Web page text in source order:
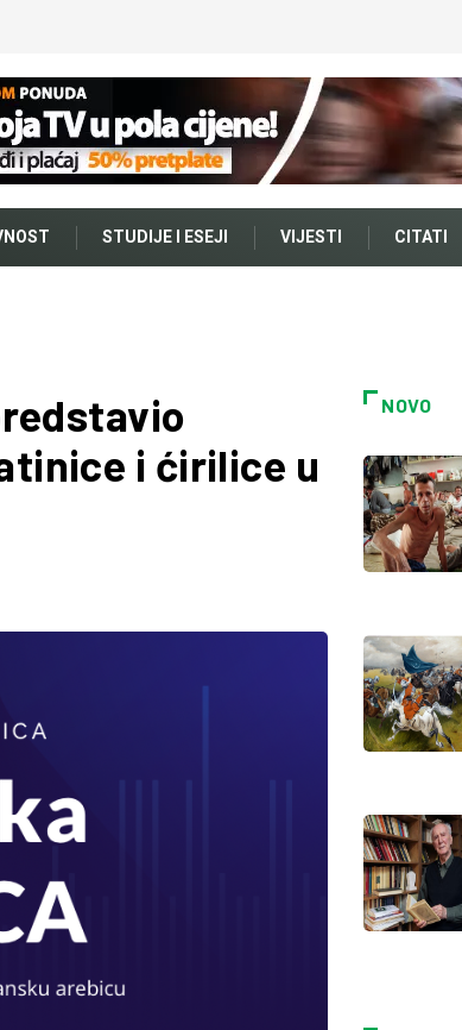
STUDIJE I ESEJI VIJESTI CITATI
i ćirilice u
NOVO